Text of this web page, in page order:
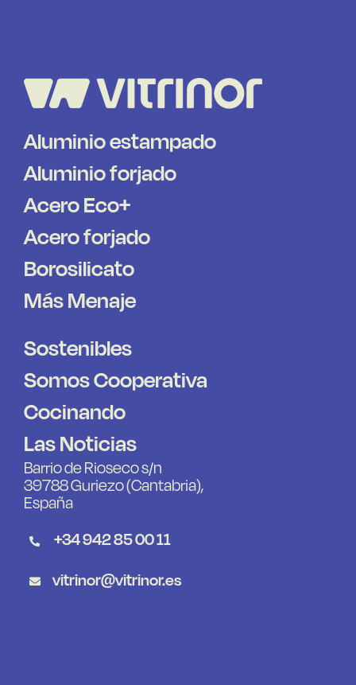
Aluminio estampado
Aluminio forjado
Acero Eco+
Acero forjado
Borosilicato
Más Menaje
Sostenibles
Somos Cooperativa
Cocinando
Las Noticias
Barrio de Rioseco s/n
39788 Guriezo (Cantabria),
España
+34 942 85 00 11
vitrinor@vitrinor.es